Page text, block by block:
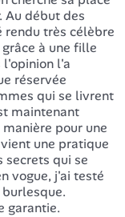
Au début des
rendu très célèbre
à une fille
l'opinion l'a
réservée
qui se livrent
maintenant
pour une
une pratique
secrets qui se
vogue, j'ai testé
burlesque.
garantie.